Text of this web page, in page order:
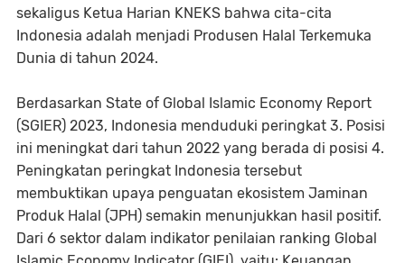
sekaligus Ketua Harian KNEKS bahwa cita-cita
Indonesia adalah menjadi Produsen Halal Terkemuka
Dunia di tahun 2024.
Berdasarkan State of Global Islamic Economy Report
(SGIER) 2023, Indonesia menduduki peringkat 3. Posisi
ini meningkat dari tahun 2022 yang berada di posisi 4.
Peningkatan peringkat Indonesia tersebut
membuktikan upaya penguatan ekosistem Jaminan
Produk Halal (JPH) semakin menunjukkan hasil positif.
Dari 6 sektor dalam indikator penilaian ranking Global